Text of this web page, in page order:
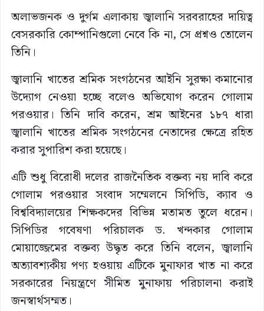
অলাভজনক ও দুর্গম এলাকায় জ্বালানি সরবরাহের দায়িত্ব
বেসরকারি কোম্পানিগুলো নেবে কি না, সে প্রশ্নও তোলেন
তিনি।
জ্বালানি খাতের শ্রমিক সংগঠনের আইনি সুরক্ষা কমানোর
উদ্যোগ নেওয়া হচ্ছে বলেও অভিযোগ করেন গোলাম
পরওয়ার। তিনি দাবি করেন, শ্রম আইনের ১৮৭ ধারা
জ্বালানি খাতের শ্রমিক সংগঠনের নেতাদের ক্ষেত্রে রহিত
করার সুপারিশ করা হয়েছে।
এটি শুধু বিরোধী দলের রাজনৈতিক বক্তব্য নয় দাবি করে
গোলাম পরওয়ার সংবাদ সম্মেলনে সিপিডি, ক্যাব ও
বিশ্ববিদ্যালয়ের শিক্ষকদের বিভিন্ন মতামত তুলে ধরেন।
সিপিডির গবেষণা পরিচালক ড. খন্দকার গোলাম
মোয়াজ্জেমের বক্তব্য উদ্ধৃত করে তিনি বলেন, জ্বালানি
অত্যাবশ্যকীয় পণ্য হওয়ায় এটিকে মুনাফার খাত না করে
সরকারের নিয়ন্ত্রণে সীমিত মুনাফায় পরিচালনা করাই
জনস্বার্থসম্মত।